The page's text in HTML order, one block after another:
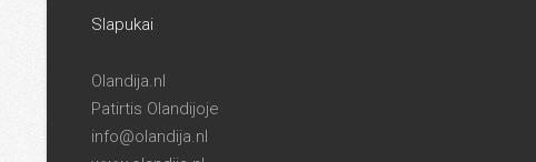
Slapukai
Olandija.nl
Patirtis Olandijoje
info@olandija.nl